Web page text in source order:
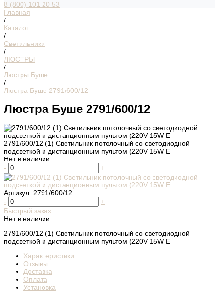
8 (800) 101 20 53
Главная
/
Каталог
/
Светильники
/
ЛЮСТРЫ
/
Люстры Буше
/
Люстра Буше 2791/600/12
Люстра Буше 2791/600/12
2791/600/12 (1) Светильник потолочный со светодиодной
подсветкой и дистанционным пультом (220V 15W E
Нет в наличии
-
+
Артикул: 2791/600/12
-
+
Быстрый заказ
Нет в наличии
2791/600/12 (1) Светильник потолочный со светодиодной
подсветкой и дистанционным пультом (220V 15W E
Характеристики
Отзывы
Доставка
Оплата
Установка